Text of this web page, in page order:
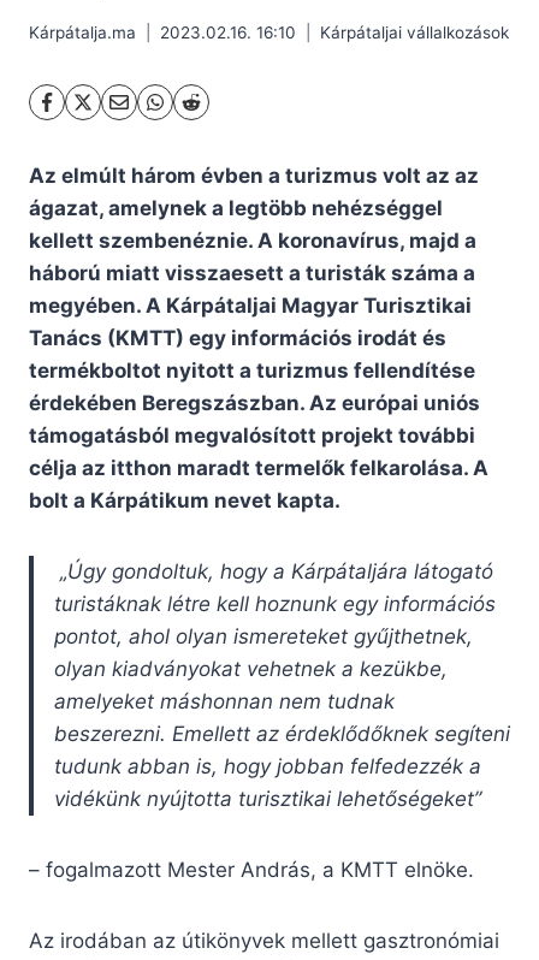
Kárpátalja.ma 2023.02.16. 16:10 Kárpátaljai vállalkozások
Az elmúlt három évben a turizmus volt az az
ágazat, amelynek a legtöbb nehézséggel
kellett szembenéznie. A koronavírus, majd a
háború miatt visszaesett a turisták száma a
megyében. A Kárpátaljai Magyar Turisztikai
Tanács (KMTT) egy információs irodát és
termékboltot nyitott a turizmus fellendítése
érdekében Beregszászban. Az európai uniós
támogatásból megvalósított projekt további
célja az itthon maradt termelők felkarolása. A
bolt a Kárpátikum nevet kapta.
„Úgy gondoltuk, hogy a Kárpátaljára látogató
turistáknak létre kell hoznunk egy információs
pontot, ahol olyan ismereteket gyűjthetnek,
olyan kiadványokat vehetnek a kezükbe,
amelyeket máshonnan nem tudnak
beszerezni. Emellett az érdeklődőknek segíteni
tudunk abban is, hogy jobban felfedezzék a
vidékünk nyújtotta turisztikai lehetőségeket”
– fogalmazott Mester András, a KMTT elnöke.
Az irodában az útikönyvek mellett gasztronómiai